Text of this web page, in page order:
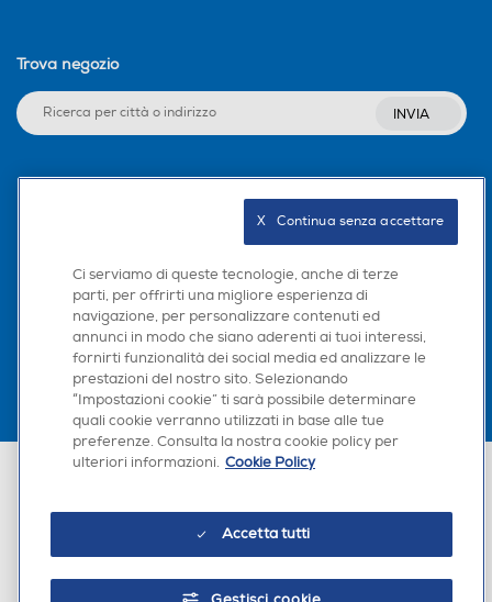
Trova negozio
INVIA
Scarica la nostra app
Euronics Italia SpA. Sede legale Via Montefeltro, 6/a 20156 Milano
Ci serviamo di queste tecnologie, anche di terze
parti, per offrirti una migliore esperienza di
navigazione, per personalizzare contenuti ed
annunci in modo che siano aderenti ai tuoi interessi,
fornirti funzionalità dei social media ed analizzare le
prestazioni del nostro sito. Selezionando
“Impostazioni cookie” ti sarà possibile determinare
quali cookie verranno utilizzati in base alle tue
preferenze. Consulta la nostra cookie policy per
ulteriori informazioni. Cookie Policy
Accetta tutti
X   Continua senza accettare